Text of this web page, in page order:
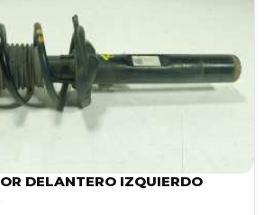
DELANTERO IZQUIERDO